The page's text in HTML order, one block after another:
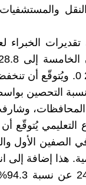
والمستشفيات
عمر السنة إلى 28.7 0.
يُتوقّع
وإلى 30 % في
للأمية. هذا